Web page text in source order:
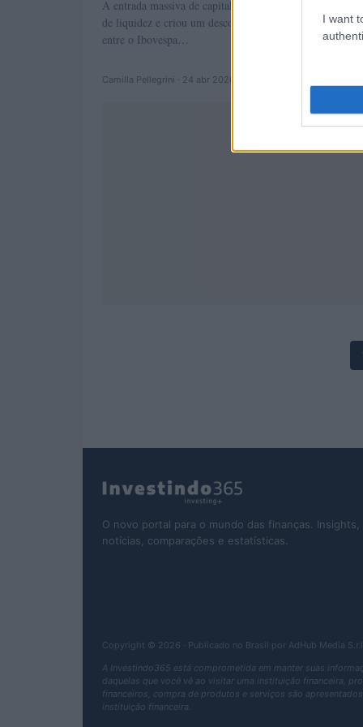
I want
A entrada massiva de capital estrangeiro ampliou o prêmio
de liquidez e criou um descolamento de preço e
entre o Ibovespa…
Camilla Pellegrini · 24 abr 2026
O novo portal para o mundo das finanças. Insights,
notícias, comparações e estatísticas.
Copyright © 2026 · Publicado no Brasil por AdHub Media
A Investindo365 está comprometida em manter suas
daquelas que você vê ao visitar uma instituição financeira,
financeiros, compra de produtos e serviços são
instituição financeira.